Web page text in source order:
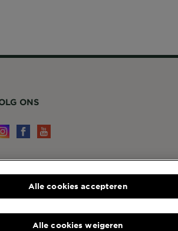
ONS
EN CONTACT
RUE ROYALE 75008 PARIS
Alle cookies weigeren
Alle cookies accepteren